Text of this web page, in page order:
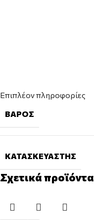
Επιπλέον πληροφορίες
ΒΆΡΟΣ
ΚΑΤΑΣΚΕΥΑΣΤΉΣ
Σχετικά προϊόντα